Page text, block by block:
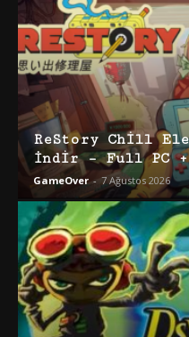
ReStory Chill
İndir – Full PC +
GameOver - 7 Ağustos 2026